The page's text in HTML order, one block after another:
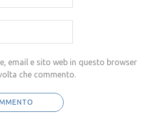
email e sito web in questo browser
che commento.